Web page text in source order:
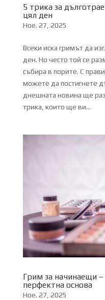
5 трика за
цял ден
Ное. 27, 2025
Всеки иска гримът да
ден. Но често той се
събира в порите. С
можете да постигнете
днешната новина ще
трика, които ще ви...
Грим за начинаещи –
перфектна основа
Ное. 27, 2025